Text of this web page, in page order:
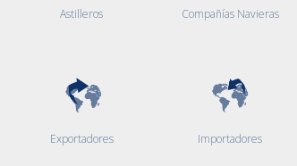
Astilleros Compañías Navieras
Exportadores Importadores